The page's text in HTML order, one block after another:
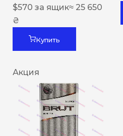
$570 за ящик≈ 25 650
₴
Купить
Акция